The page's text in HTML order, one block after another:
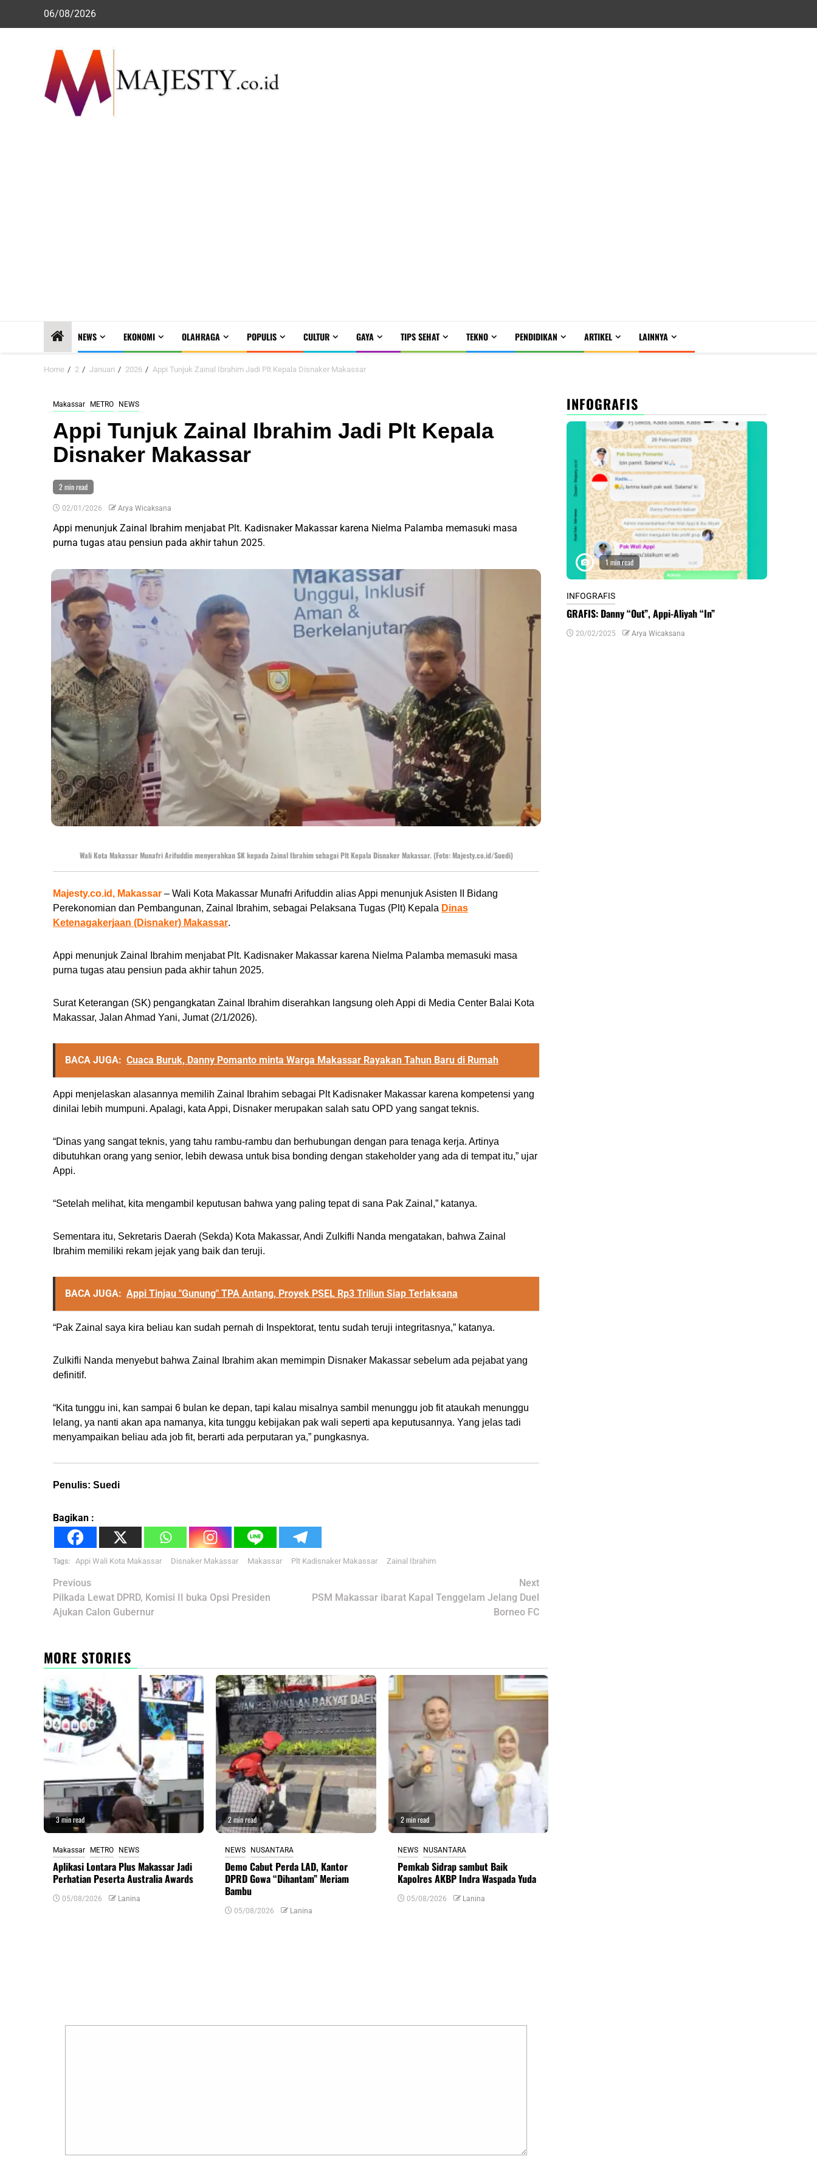
06/08/2026
NEWS EKONOMI OLAHRAGA POPULIS CULTUR GAYA TIPS SEHAT TEKNO PENDIDIKAN ARTIKEL LAINNYA
Home 2 Januari 2026 Appi Tunjuk Zainal Ibrahim Jadi Plt Kepala Disnaker Makassar
Makassar METRO NEWS
Appi Tunjuk Zainal Ibrahim Jadi Plt Kepala
Disnaker Makassar
2 min read
02/01/2026 Arya Wicaksana
Appi menunjuk Zainal Ibrahim menjabat Plt. Kadisnaker Makassar karena Nielma Palamba memasuki masa
purna tugas atau pensiun pada akhir tahun 2025.
Wali Kota Makassar Munafri Arifuddin menyerahkan SK kepada Zainal Ibrahim sebagai Plt Kepala Disnaker Makassar. (Foto: Majesty.co.id/Suedi)
Majesty.co.id, Makassar – Wali Kota Makassar Munafri Arifuddin alias Appi menunjuk Asisten II Bidang
Perekonomian dan Pembangunan, Zainal Ibrahim, sebagai Pelaksana Tugas (Plt) Kepala Dinas
Ketenagakerjaan (Disnaker) Makassar.
Appi menunjuk Zainal Ibrahim menjabat Plt. Kadisnaker Makassar karena Nielma Palamba memasuki masa
purna tugas atau pensiun pada akhir tahun 2025.
Surat Keterangan (SK) pengangkatan Zainal Ibrahim diserahkan langsung oleh Appi di Media Center Balai Kota
Makassar, Jalan Ahmad Yani, Jumat (2/1/2026).
BACA JUGA: Cuaca Buruk, Danny Pomanto minta Warga Makassar Rayakan Tahun Baru di Rumah
Appi menjelaskan alasannya memilih Zainal Ibrahim sebagai Plt Kadisnaker Makassar karena kompetensi yang
dinilai lebih mumpuni. Apalagi, kata Appi, Disnaker merupakan salah satu OPD yang sangat teknis.
“Dinas yang sangat teknis, yang tahu rambu-rambu dan berhubungan dengan para tenaga kerja. Artinya
dibutuhkan orang yang senior, lebih dewasa untuk bisa bonding dengan stakeholder yang ada di tempat itu,” ujar
Appi.
“Setelah melihat, kita mengambil keputusan bahwa yang paling tepat di sana Pak Zainal,” katanya.
Sementara itu, Sekretaris Daerah (Sekda) Kota Makassar, Andi Zulkifli Nanda mengatakan, bahwa Zainal
Ibrahim memiliki rekam jejak yang baik dan teruji.
BACA JUGA: Appi Tinjau "Gunung" TPA Antang, Proyek PSEL Rp3 Triliun Siap Terlaksana
“Pak Zainal saya kira beliau kan sudah pernah di Inspektorat, tentu sudah teruji integritasnya,” katanya.
Zulkifli Nanda menyebut bahwa Zainal Ibrahim akan memimpin Disnaker Makassar sebelum ada pejabat yang
definitif.
“Kita tunggu ini, kan sampai 6 bulan ke depan, tapi kalau misalnya sambil menunggu job fit ataukah menunggu
lelang, ya nanti akan apa namanya, kita tunggu kebijakan pak wali seperti apa keputusannya. Yang jelas tadi
menyampaikan beliau ada job fit, berarti ada perputaran ya,” pungkasnya.
Penulis: Suedi
Bagikan :
Tags: Appi Wali Kota Makassar Disnaker Makassar Makassar Plt Kadisnaker Makassar Zainal Ibrahim
Post
navigation
Previous
Pilkada Lewat DPRD, Komisi II buka Opsi Presiden
Ajukan Calon Gubernur
Next
PSM Makassar ibarat Kapal Tenggelam Jelang Duel
Borneo FC
MORE STORIES
3 min read
Makassar METRO NEWS
Aplikasi Lontara Plus Makassar Jadi
Perhatian Peserta Australia Awards
05/08/2026 Lanina
2 min read
NEWS NUSANTARA
Demo Cabut Perda LAD, Kantor
DPRD Gowa “Dihantam” Meriam
Bambu
05/08/2026 Lanina
2 min read
NEWS NUSANTARA
Pemkab Sidrap sambut Baik
Kapolres AKBP Indra Waspada Yuda
05/08/2026 Lanina
INFOGRAFIS
1 min read
INFOGRAFIS
GRAFIS: Danny “Out”, Appi-Aliyah “In”
20/02/2025 Arya Wicaksana